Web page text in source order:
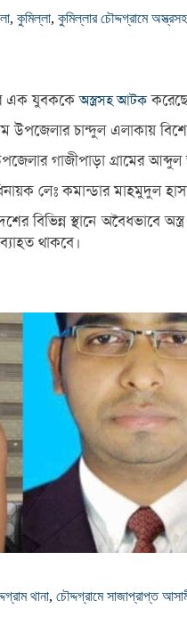
, কুমিল্লা, কুমিল্লার চৌদ্দগ্রামে
এক যুবককেঅস্ত্রসহ আটক
উপজেলার চান্দুল এলাকায়
গাজীপাড়া গ্রামের আব্দুল
লেঃ কমান্ডার মাহমুদুল
স্থানে অবৈধভাবে
থাকবে।
থানা, চৌদ্দগ্রামে সাজাপ্রাপ্ত